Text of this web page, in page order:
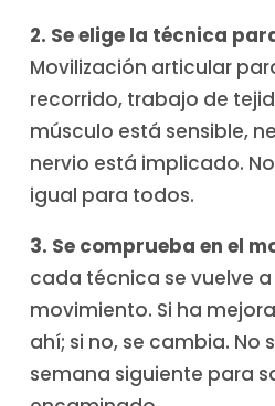
2. Se elige la técnica
Movilización articular
recorrido, trabajo de
músculo está sensible,
nervio está implicado.
igual para todos.
3. Se comprueba en el
cada técnica se vuelve
movimiento. Si ha
ahí; si no, se cambia. No
semana siguiente para